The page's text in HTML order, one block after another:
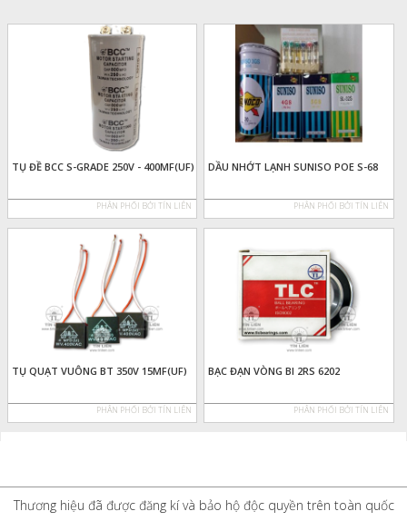
TỤ ĐỀ BCC S-GRADE 250V - 400MF(UF)
PHÂN PHỐI BỞI TÍN LIÊN
DẦU NHỚT LẠNH SUNISO POE S-68
PHÂN PHỐI BỞI TÍN LIÊN
TỤ QUẠT VUÔNG BT 350V 15MF(UF)
PHÂN PHỐI BỞI TÍN LIÊN
BẠC ĐẠN VÒNG BI 2RS 6202
PHÂN PHỐI BỞI TÍN LIÊN
Thương hiệu đã được đăng kí và bảo hộ độc quyền trên toàn quốc